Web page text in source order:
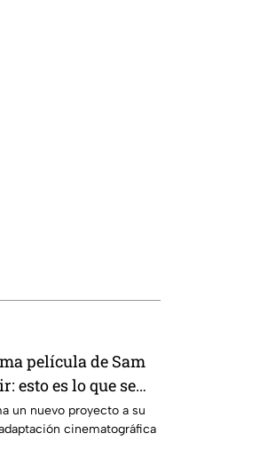
película de Sam
esto es lo que se
un nuevo proyecto a su
cinematográfica